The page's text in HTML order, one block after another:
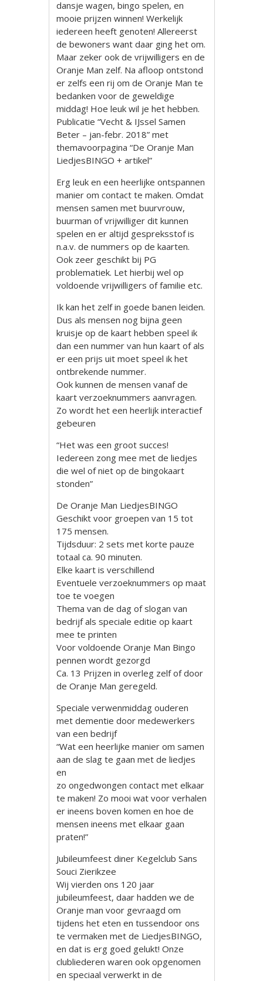
dansje wagen, bingo spelen, en
mooie prijzen winnen! Werkelijk
iedereen heeft genoten! Allereerst
de bewoners want daar ging het om.
Maar zeker ook de vrijwilligers en de
Oranje Man zelf. Na afloop ontstond
er zelfs een rij om de Oranje Man te
bedanken voor de geweldige
middag! Hoe leuk wil je het hebben.
Publicatie “Vecht & IJssel Samen
Beter – jan-febr. 2018” met
themavoorpagina “De Oranje Man
LiedjesBINGO + artikel”
Erg leuk en een heerlijke ontspannen
manier om contact te maken. Omdat
mensen samen met buurvrouw,
buurman of vrijwilliger dit kunnen
spelen en er altijd gespreksstof is
n.a.v. de nummers op de kaarten.
Ook zeer geschikt bij PG
problematiek. Let hierbij wel op
voldoende vrijwilligers of familie etc.
Ik kan het zelf in goede banen leiden.
Dus als mensen nog bijna geen
kruisje op de kaart hebben speel ik
dan een nummer van hun kaart of als
er een prijs uit moet speel ik het
ontbrekende nummer.
Ook kunnen de mensen vanaf de
kaart verzoeknummers aanvragen.
Zo wordt het een heerlijk interactief
gebeuren
“Het was een groot succes!
Iedereen zong mee met de liedjes
die wel of niet op de bingokaart
stonden”
De Oranje Man LiedjesBINGO
Geschikt voor groepen van 15 tot
175 mensen.
Tijdsduur: 2 sets met korte pauze
totaal ca. 90 minuten.
Elke kaart is verschillend
Eventuele verzoeknummers op maat
toe te voegen
Thema van de dag of slogan van
bedrijf als speciale editie op kaart
mee te printen
Voor voldoende Oranje Man Bingo
pennen wordt gezorgd
Ca. 13 Prijzen in overleg zelf of door
de Oranje Man geregeld.
Speciale verwenmiddag ouderen
met dementie door medewerkers
van een bedrijf
“Wat een heerlijke manier om samen
aan de slag te gaan met de liedjes
en
zo ongedwongen contact met elkaar
te maken! Zo mooi wat voor verhalen
er ineens boven komen en hoe de
mensen ineens met elkaar gaan
praten!”
Jubileumfeest diner Kegelclub Sans
Souci Zierikzee
Wij vierden ons 120 jaar
jubileumfeest, daar hadden we de
Oranje man voor gevraagd om
tijdens het eten en tussendoor ons
te vermaken met de LiedjesBINGO,
en dat is erg goed gelukt! Onze
clubliederen waren ook opgenomen
en speciaal verwerkt in de